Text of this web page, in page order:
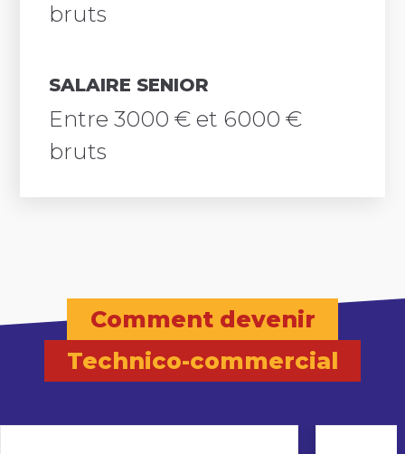
bruts
SALAIRE SENIOR
Entre 3000 € et 6000 €
bruts
Comment devenir
Technico-commercial